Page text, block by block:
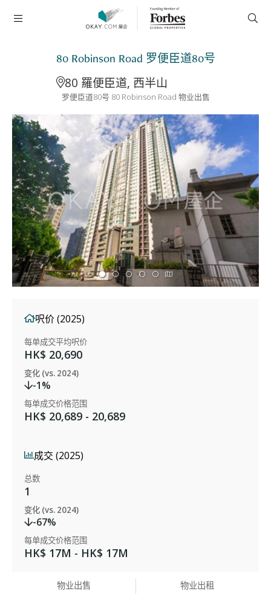
80 Robinson Road 罗便臣道80号
80 羅便臣道, 西半山
罗便臣道80号 80 Robinson Road 物业出售
呎价 (2025)
每单成交平均呎价
HK$ 20,690
变化 (vs. 2024)
-1%
每单成交价格范围
HK$ 20,689 - 20,689
成交 (2025)
总数
1
变化 (vs. 2024)
-67%
每单成交价格范围
HK$ 17M - HK$ 17M
物业出售 物业出租